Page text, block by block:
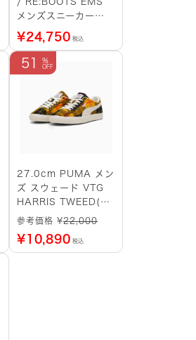
/ RE:BOOTS EMS
メンズスニーカー
（黒）
¥24,750 税込
51
27.0cm PUMA メン
ズ スウェード VTG
HARRIS TWEED(イ
エロー)
参考価格 ¥22,000
¥10,890 税込